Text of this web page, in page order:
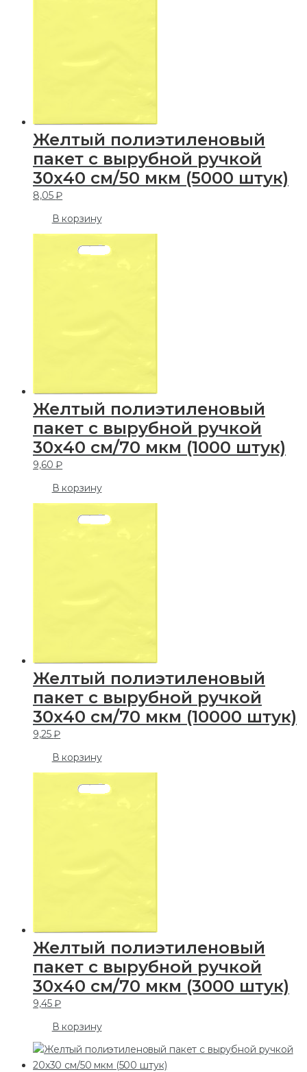
Желтый полиэтиленовый
пакет с вырубной ручкой
30х40 см/50 мкм (5000 штук)
8,05₽
В корзину
Желтый полиэтиленовый
пакет с вырубной ручкой
30х40 см/70 мкм (1000 штук)
9,60₽
В корзину
Желтый полиэтиленовый
пакет с вырубной ручкой
30х40 см/70 мкм (10000 штук)
9,25₽
В корзину
Желтый полиэтиленовый
пакет с вырубной ручкой
30х40 см/70 мкм (3000 штук)
9,45₽
В корзину